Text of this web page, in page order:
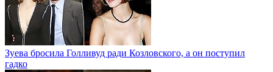
Зуева бросила Голливуд ради Козловского, а он поступил
гадко